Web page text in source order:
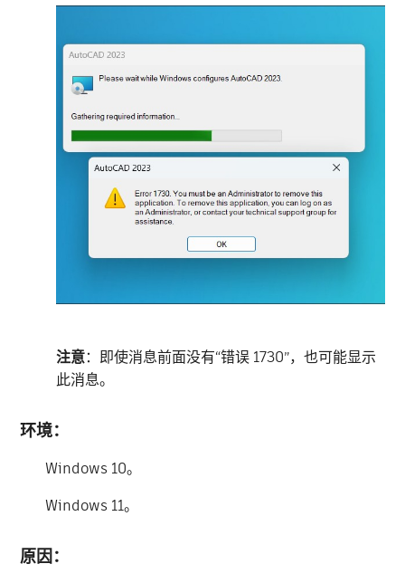
注意：即使消息前面没有“错误 1730”，也可能显示
此消息。
环境：
Windows 10。
Windows 11。
原因：